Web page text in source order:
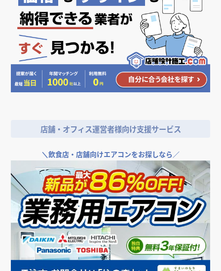
人気のデザイン・キーワードから探す
＼店舗やオフィスの開業･改装をご検討なら／
店舗・オフィス運営者様向け支援サービス
＼飲食店・店舗向けエアコンをお探しなら／